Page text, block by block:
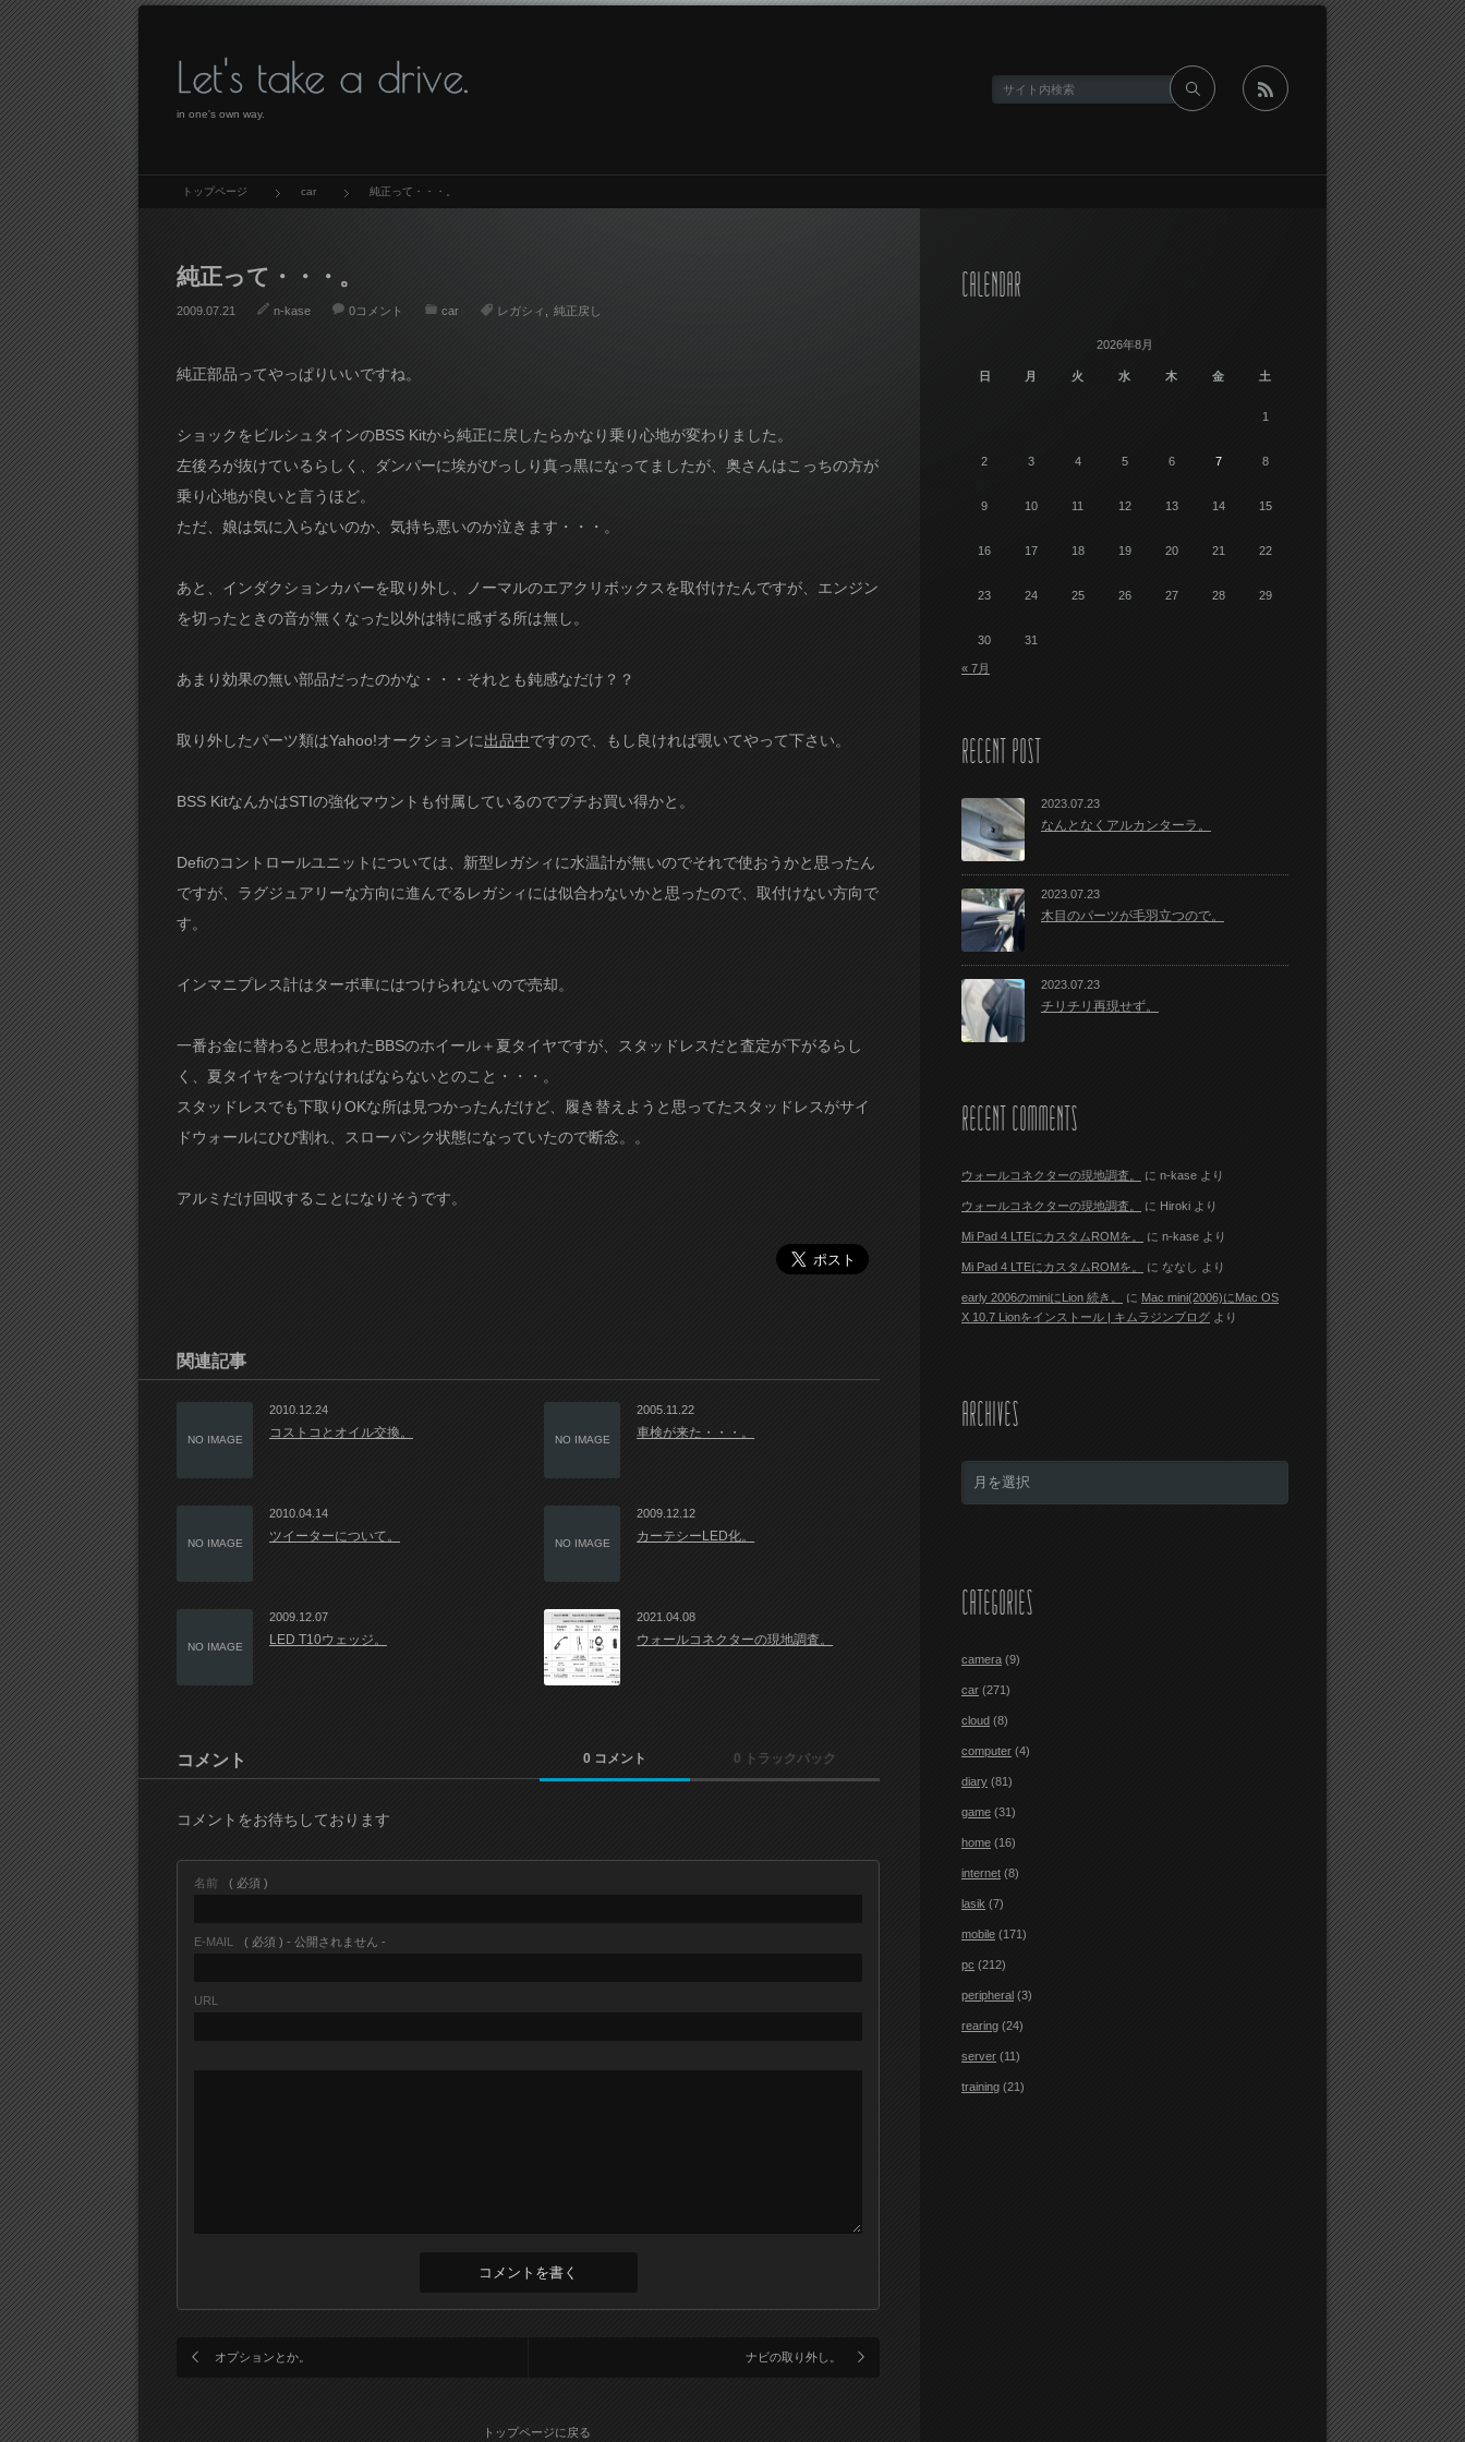
Let's take a drive.
in one's own way.
トップページ car 純正って・・・。
純正って・・・。
2009.07.21 n-kase 0コメント car レガシィ 純正戻し
純正部品ってやっぱりいいですね。
ショックをビルシュタインのBSS Kitから純正に戻したらかなり乗り心地が変わりました。
左後ろが抜けているらしく、ダンパーに埃がびっしり真っ黒になってましたが、奥さんはこっちの方が
乗り心地が良いと言うほど。
ただ、娘は気に入らないのか、気持ち悪いのか泣きます・・・。
あと、インダクションカバーを取り外し、ノーマルのエアクリボックスを取付けたんですが、エンジン
を切ったときの音が無くなった以外は特に感ずる所は無し。
あまり効果の無い部品だったのかな・・・それとも鈍感なだけ？？
取り外したパーツ類はYahoo!オークションに出品中ですので、もし良ければ覗いてやって下さい。
BSS KitなんかはSTIの強化マウントも付属しているのでプチお買い得かと。
Defiのコントロールユニットについては、新型レガシィに水温計が無いのでそれで使おうかと思ったん
ですが、ラグジュアリーな方向に進んでるレガシィには似合わないかと思ったので、取付けない方向で
す。
インマニプレス計はターボ車にはつけられないので売却。
一番お金に替わると思われたBBSのホイール＋夏タイヤですが、スタッドレスだと査定が下がるらし
く、夏タイヤをつけなければならないとのこと・・・。
スタッドレスでも下取りOKな所は見つかったんだけど、履き替えようと思ってたスタッドレスがサイ
ドウォールにひび割れ、スローパンク状態になっていたので断念。。
アルミだけ回収することになりそうです。
関連記事
NO IMAGE
2010.12.24
コストコとオイル交換。 NO IMAGE
2005.11.22
車検が来た・・・。
NO IMAGE
2010.04.14
ツイーターについて。 NO IMAGE
2009.12.12
カーテシーLED化。
NO IMAGE
2009.12.07
LED T10ウェッジ。
2021.04.08
ウォールコネクターの現地調査。
コメント 0 コメント 0 トラックバック
コメントをお待ちしております
名前 ( 必須 )
E-MAIL ( 必須 ) - 公開されません -
URL
オプションとか。 ナビの取り外し。
トップページに戻る
CALENDAR
2026年8月
日 月 火 水 木 金 土
1
2 3 4 5 6 7 8
9 10 11 12 13 14 15
16 17 18 19 20 21 22
23 24 25 26 27 28 29
30 31
« 7月
RECENT POST
2023.07.23
なんとなくアルカンターラ。
2023.07.23
木目のパーツが毛羽立つので。
2023.07.23
チリチリ再現せず。
RECENT COMMENTS
ウォールコネクターの現地調査。 に n-kase より
ウォールコネクターの現地調査。 に Hiroki より
Mi Pad 4 LTEにカスタムROMを。 に n-kase より
Mi Pad 4 LTEにカスタムROMを。 に ななし より
early 2006のminiにLion 続き。 に Mac mini(2006)にMac OS
X 10.7 Lionをインストール | キムラジンブログ より
ARCHIVES
CATEGORIES
camera (9)
car (271)
cloud (8)
computer (4)
diary (81)
game (31)
home (16)
internet (8)
lasik (7)
mobile (171)
pc (212)
peripheral (3)
rearing (24)
server (11)
training (21)